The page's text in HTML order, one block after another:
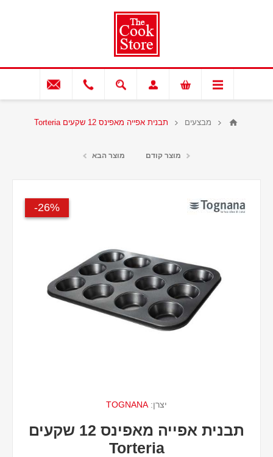
מבצעים תבנית אפייה מאפינס 12 שקעים Torteria
מוצר קודם מוצר הבא
26%-
יצרן: TOGNANA
תבנית אפייה מאפינס 12 שקעים
Torteria